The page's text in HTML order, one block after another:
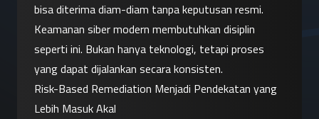
bisa diterima diam-diam tanpa keputusan resmi.
Keamanan siber modern membutuhkan disiplin
seperti ini. Bukan hanya teknologi, tetapi proses
yang dapat dijalankan secara konsisten.
Risk-Based Remediation Menjadi Pendekatan yang
Lebih Masuk Akal